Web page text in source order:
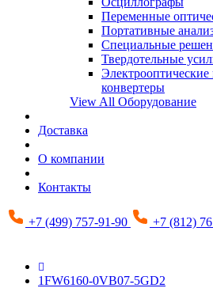
Переменные
Портативные
Специальные
Твердотельные
конвертеры
View All Оборудование
Доставка
О компании
Контакты
+7 (499) 757-91-90 +7 (812)
1FW6160-0VB07-5GD2